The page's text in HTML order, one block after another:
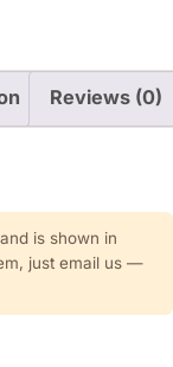
Reviews (0)
is shown in
just email us —